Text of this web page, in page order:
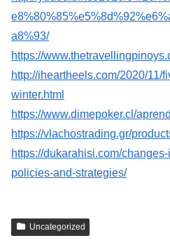
a8%93/
https://
http://iheartheels.com/2020/11/
winter.html
https://www.dimepoker.cl/
https://vlachostrading.gr/
https://dukarahisi.com/
policies-and-strategies/
Uncategorized